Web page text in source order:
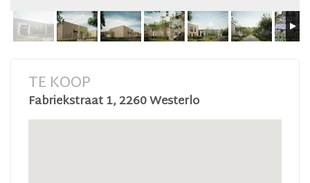
TE KOOP
Fabriekstraat 1, 2260 Westerlo